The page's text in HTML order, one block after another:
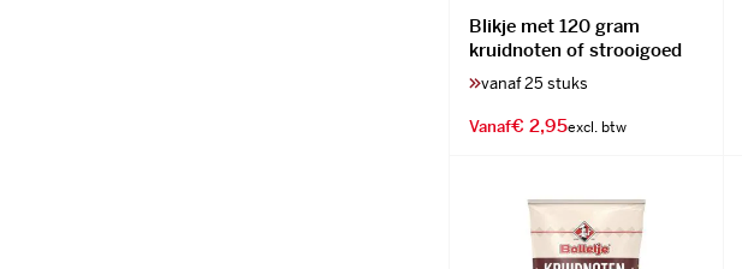
Blikje met 120 gram
kruidnoten of strooigoed
vanaf 25 stuks
Vanaf€ 2,95